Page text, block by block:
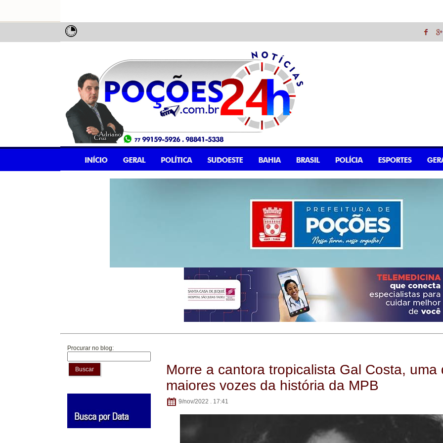
Procurar no blog:
Buscar
Morre a cantora tropicalista Gal Costa, uma
maiores vozes da história da MPB
9/nov/2022 . 17:41